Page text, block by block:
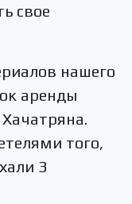
свое
нашего
аренды
того,
3